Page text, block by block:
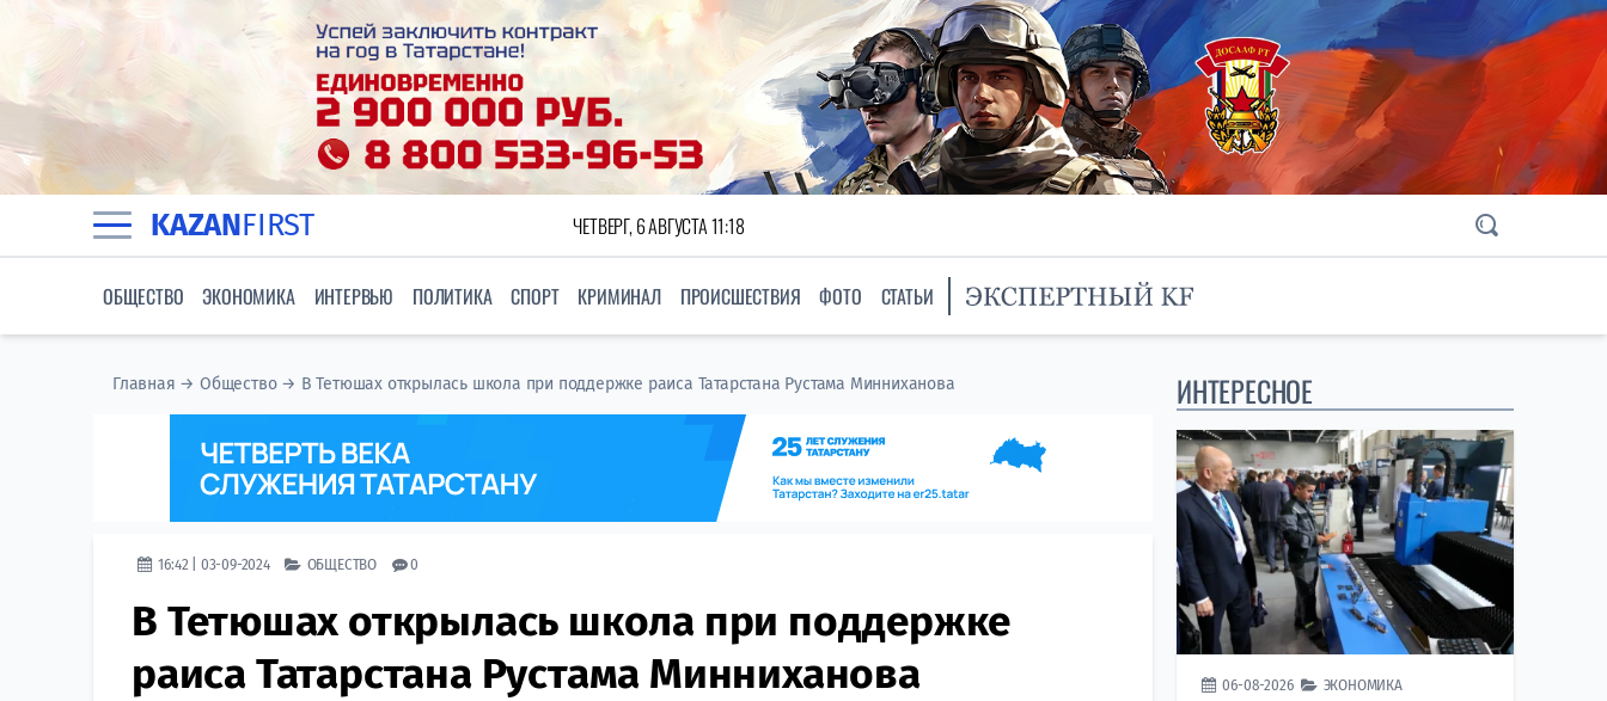
KAZANFIRST ЧЕТВЕРГ, 6 АВГУСТА 11:18
ОБЩЕСТВО ЭКОНОМИКА ИНТЕРВЬЮ ПОЛИТИКА СПОРТ КРИМИНАЛ ПРОИСШЕСТВИЯ ФОТО СТАТЬИ
Главная →Общество→ В Тетюшах открылась школа при поддержке раиса Татарстана Рустама Минниханова
16:42 | 03-09-2024 ОБЩЕСТВО 0
В Тетюшах открылась школа при поддержке
раиса Татарстана Рустама Минниханова
ИНТЕРЕСНОЕ
06-08-2026 ЭКОНОМИКА